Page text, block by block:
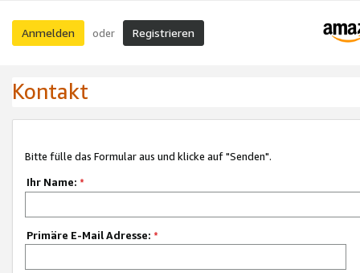
Anmelden oder Registrieren
Kontakt
Bitte fülle das Formular aus und klicke auf "Senden".
Ihr Name: *
Primäre E-Mail Adresse: *